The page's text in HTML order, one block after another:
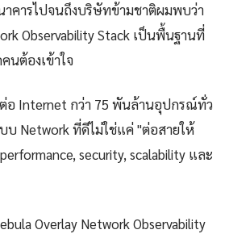
าคารไปจนถึงบริษัทข้ามชาติผมพบว่า
Observability Stack เป็นพื้นฐานที่
นต้องเข้าใจ
อ Internet กว่า 75 พันล้านอุปกรณ์ทั่ว
บ Network ที่ดีไม่ใช่แค่ "ต่อสายให้
security, scalability และ
Overlay Network Observability